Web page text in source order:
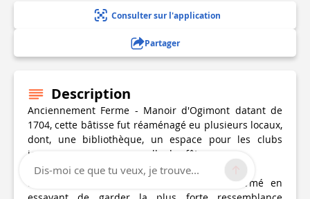
Consulter sur l'application
Partager
Description
Anciennement Ferme - Manoir d'Ogimont datant de
1704, cette bâtisse fut réaménagé eu plusieurs locaux,
dont, une bibliothèque, un espace pour les clubs
jeunesse ou encore une salle des fêtes.
Bien évidemment, le manoir a été transformé en
Dis-moi ce que tu veux, je trouve...